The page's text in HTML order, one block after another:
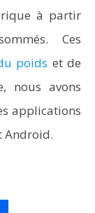
à partir
Ces
poids et de
nous avons
applications
Android.